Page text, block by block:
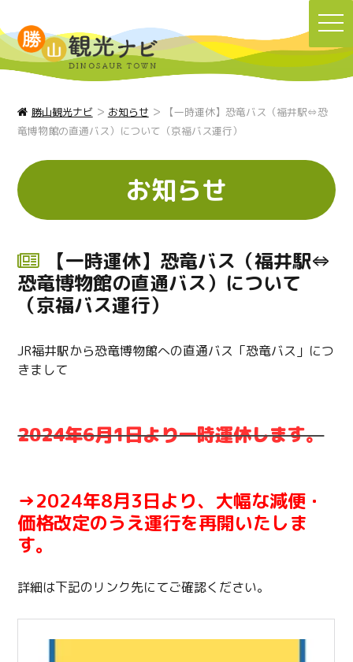
勝山観光ナビ > お知らせ >
【一時運休】恐竜バス（福井駅⇔恐
竜博物館の直通バス）について（京福バス運行）
お知らせ
【一時運休】恐竜バス（福井駅⇔
恐竜博物館の直通バス）について
（京福バス運行）
JR福井駅から恐竜博物館への直通バス「恐竜バス」につ
きまして
2024年6月1日より一時運休します。
→2024年8月3日より、大幅な減便・
価格改定のうえ運行を再開いたしま
す。
詳細は下記のリンク先にてご確認ください。